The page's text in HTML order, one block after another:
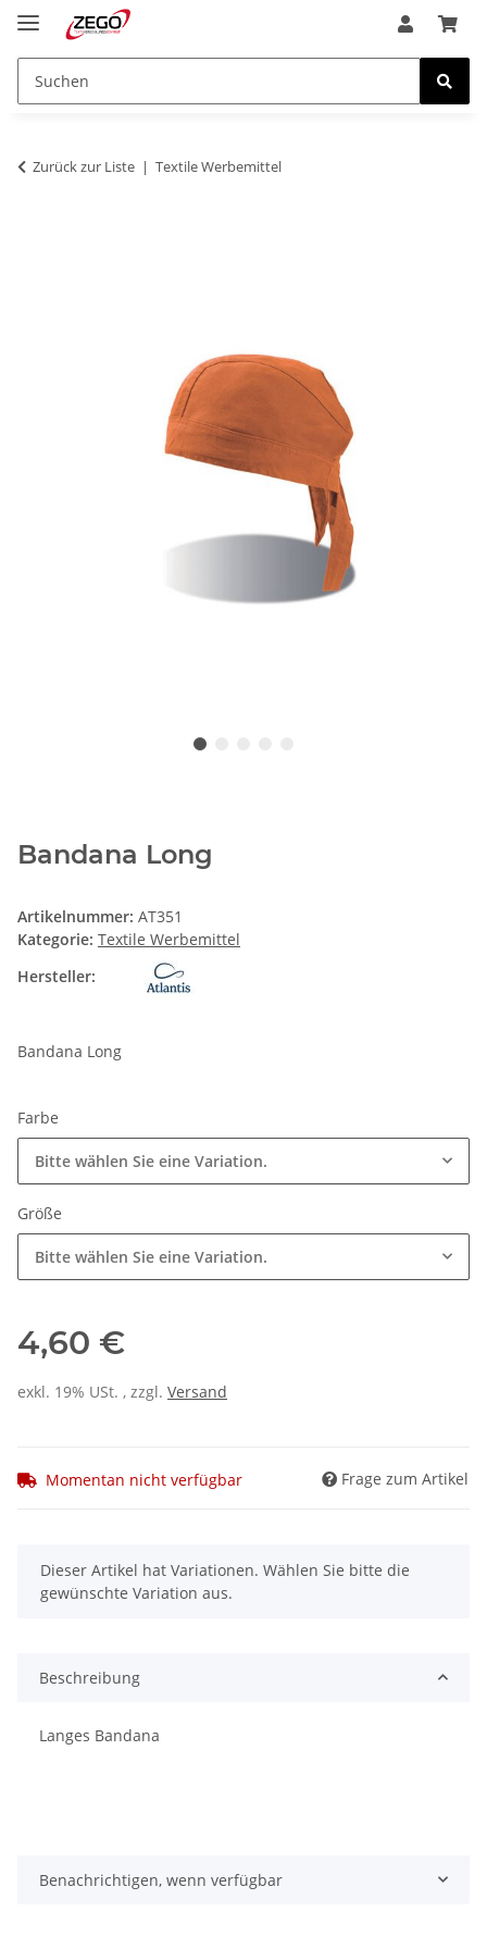
Zurück zur Liste Textile Werbemittel
Bandana Long
Artikelnummer: AT351
Kategorie: Textile Werbemittel
Hersteller:
Bandana Long
Farbe
Bitte wählen Sie eine Variation.
Größe
Bitte wählen Sie eine Variation.
4,60 €
exkl. 19% USt. , zzgl. Versand
Momentan nicht verfügbar Frage zum Artikel
x
Dieser Artikel hat Variationen. Wählen Sie bitte die
gewünschte Variation aus.
Beschreibung
Langes Bandana
Benachrichtigen, wenn verfügbar